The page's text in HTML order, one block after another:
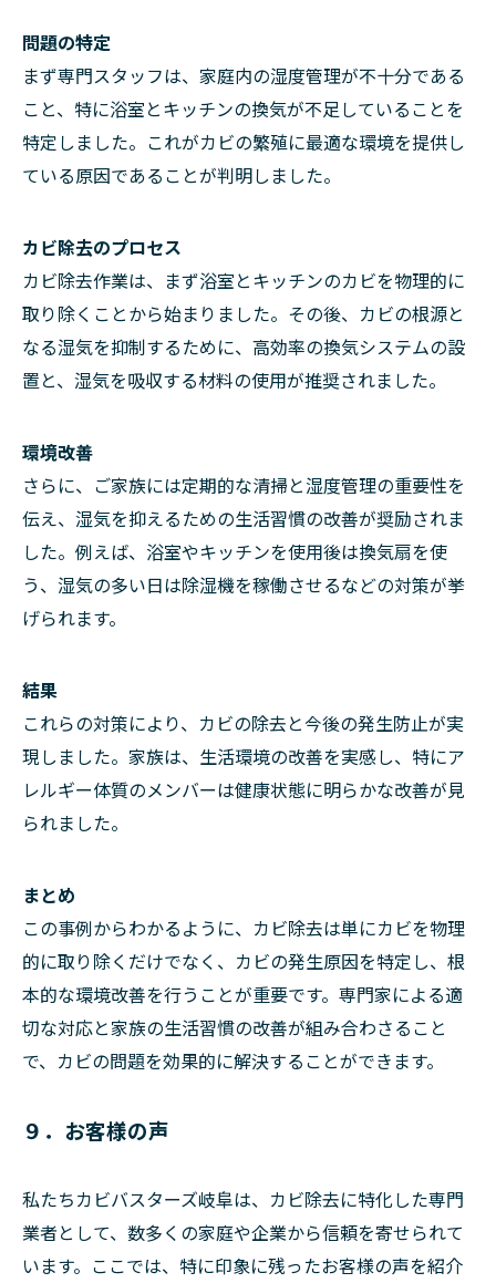
問題の特定
まず専門スタッフは、家庭内の湿度管理が不十分である
こと、特に浴室とキッチンの換気が不足していることを
特定しました。これがカビの繁殖に最適な環境を提供し
ている原因であることが判明しました。
カビ除去のプロセス
カビ除去作業は、まず浴室とキッチンのカビを物理的に
取り除くことから始まりました。その後、カビの根源と
なる湿気を抑制するために、高効率の換気システムの設
置と、湿気を吸収する材料の使用が推奨されました。
環境改善
さらに、ご家族には定期的な清掃と湿度管理の重要性を
伝え、湿気を抑えるための生活習慣の改善が奨励されま
した。例えば、浴室やキッチンを使用後は換気扇を使
う、湿気の多い日は除湿機を稼働させるなどの対策が挙
げられます。
結果
これらの対策により、カビの除去と今後の発生防止が実
現しました。家族は、生活環境の改善を実感し、特にア
レルギー体質のメンバーは健康状態に明らかな改善が見
られました。
まとめ
この事例からわかるように、カビ除去は単にカビを物理
的に取り除くだけでなく、カビの発生原因を特定し、根
本的な環境改善を行うことが重要です。専門家による適
切な対応と家族の生活習慣の改善が組み合わさること
で、カビの問題を効果的に解決することができます。
９．お客様の声
私たちカビバスターズ岐阜は、カビ除去に特化した専門
業者として、数多くの家庭や企業から信頼を寄せられて
います。ここでは、特に印象に残ったお客様の声を紹介